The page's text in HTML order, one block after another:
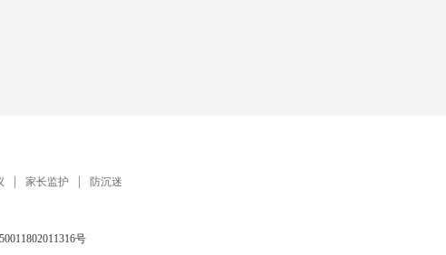
家长监护 防沉迷
号